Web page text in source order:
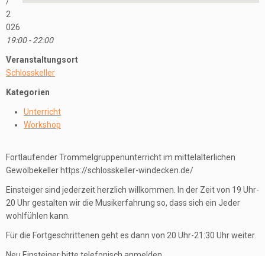
2
026
19:00 - 22:00
Veranstaltungsort
Schlosskeller
Kategorien
Unterricht
Workshop
Fortlaufender Trommelgruppenunterricht im mittelalterlichen
Gewölbekeller https://schlosskeller-windecken.de/
Einsteiger sind jederzeit herzlich willkommen. In der Zeit von 19 Uhr-
20 Uhr gestalten wir die Musikerfahrung so, dass sich ein Jeder
wohlfühlen kann.
Für die Fortgeschrittenen geht es dann von 20 Uhr-21:30 Uhr weiter.